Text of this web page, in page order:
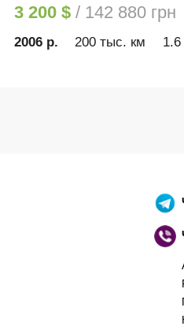
3 200 $/ 142 880 грн
2006 р. 200 тыс. км